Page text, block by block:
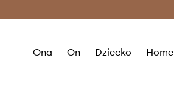
Ona On Dziecko Home